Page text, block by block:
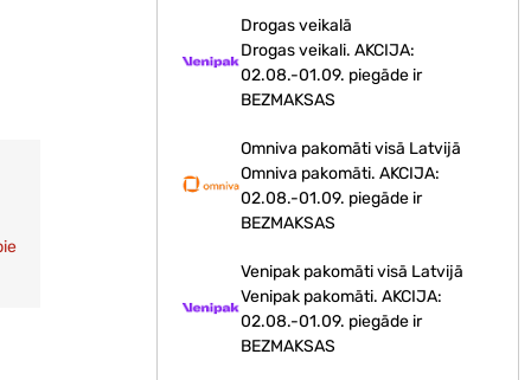
Drogas veikalā
Drogas veikali. AKCIJA:
02.08.-01.09. piegāde ir
BEZMAKSAS
Omniva pakomāti visā Latvijā
Omniva pakomāti. AKCIJA:
02.08.-01.09. piegāde ir
BEZMAKSAS
Venipak pakomāti visā Latvijā
Venipak pakomāti. AKCIJA:
02.08.-01.09. piegāde ir
BEZMAKSAS